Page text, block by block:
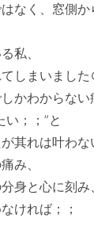
なく、窓側
私、
しまいました
かわからない
；；”と
其れは叶わな
み、
身と心に刻み、